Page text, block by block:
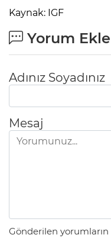
Kaynak: IGF
Yorum Ekle
Adınız Soyadınız
Mesaj
Gönderilen